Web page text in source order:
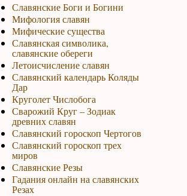
Славянские Боги и Богини
Мифология славян
Мифические существа
Славянская символика,
славянские обереги
Летоисчисление славян
Славянский календарь Коляды
Дар
Круголет Числобога
Сварожий Круг – Зодиак
древних славян
Славянский гороскоп Чертогов
Славянский гороскоп трех
миров
Славянские Резы
Гадания онлайн на славянских
Резах